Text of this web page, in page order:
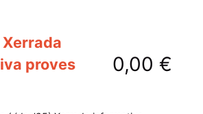
Xerrada
proves
0,00€